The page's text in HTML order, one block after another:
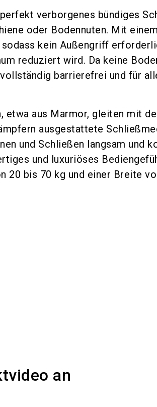
verborgenes bündiges
oder Bodennuten. Mit
kein Außengriff
reduziert wird. Da keine
barrierefrei und für
etwa aus Marmor, gleiten mit
ausgestattete
und Schließen langsam und
und luxuriöses
20 bis 70 kg und einer Breite
an